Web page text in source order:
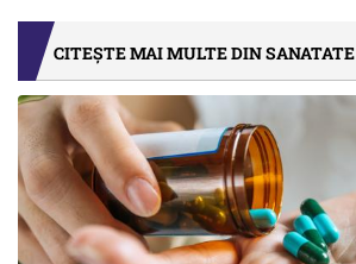
CITEȘTE MAI MULTE DIN SANATATE